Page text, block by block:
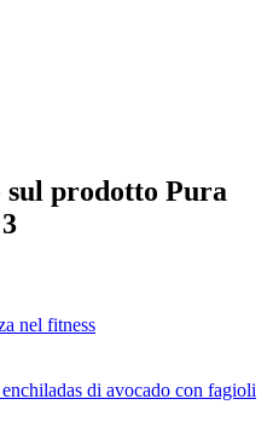
prodotto Pura
nel fitness
di avocado con fagioli